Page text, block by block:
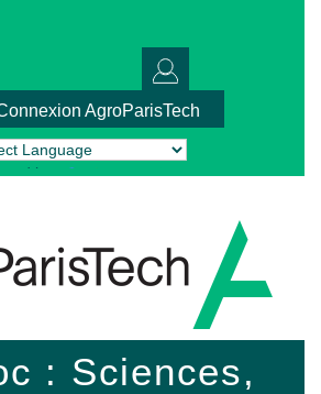
AgroParisTech
by Translate
: Sciences,